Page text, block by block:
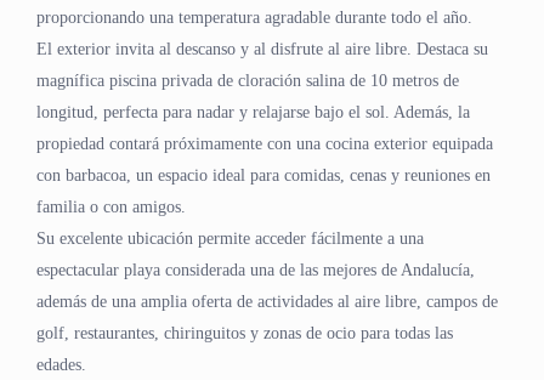
proporcionando una temperatura agradable durante todo el año.
El exterior invita al descanso y al disfrute al aire libre. Destaca su
magnífica piscina privada de cloración salina de 10 metros de
longitud, perfecta para nadar y relajarse bajo el sol. Además, la
propiedad contará próximamente con una cocina exterior equipada
con barbacoa, un espacio ideal para comidas, cenas y reuniones en
familia o con amigos.
Su excelente ubicación permite acceder fácilmente a una
espectacular playa considerada una de las mejores de Andalucía,
además de una amplia oferta de actividades al aire libre, campos de
golf, restaurantes, chiringuitos y zonas de ocio para todas las
edades.